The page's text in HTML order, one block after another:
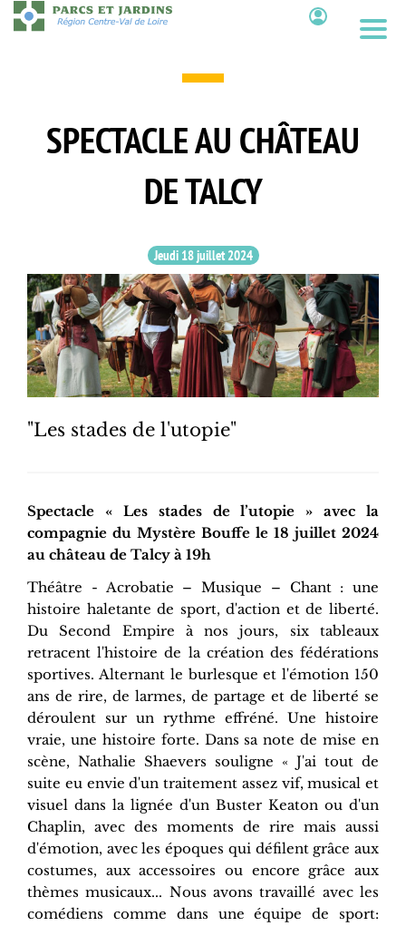
Aller
au
SPECTACLE AU CHÂTEAU
DE TALCY
Jeudi 18 juillet 2024
"Les stades de l'utopie"
Spectacle « Les stades de l’utopie » avec la
compagnie du Mystère Bouffe le 18 juillet 2024
au château de Talcy à 19h
Théâtre - Acrobatie – Musique – Chant : une
histoire haletante de sport, d'action et de liberté.
Du Second Empire à nos jours, six tableaux
retracent l'histoire de la création des fédérations
sportives. Alternant le burlesque et l'émotion 150
ans de rire, de larmes, de partage et de liberté se
déroulent sur un rythme effréné. Une histoire
vraie, une histoire forte. Dans sa note de mise en
scène, Nathalie Shaevers souligne « J'ai tout de
suite eu envie d'un traitement assez vif, musical et
visuel dans la lignée d'un Buster Keaton ou d'un
Chaplin, avec des moments de rire mais aussi
d'émotion, avec les époques qui défilent grâce aux
costumes, aux accessoires ou encore grâce aux
thèmes musicaux... Nous avons travaillé avec les
comédiens comme dans une équipe de sport: